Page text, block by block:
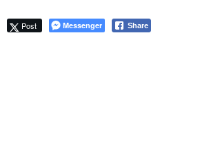
Post Messenger Share